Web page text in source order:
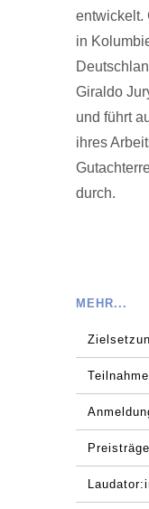
entwickelt.
in
Giraldo
und führt
ihres
durch.
MEHR...